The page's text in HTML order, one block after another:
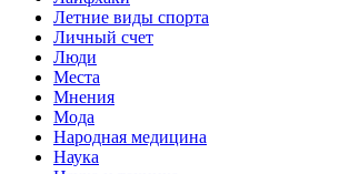
Летние виды спорта
Личный счет
Люди
Места
Мнения
Мода
Народная медицина
Наука